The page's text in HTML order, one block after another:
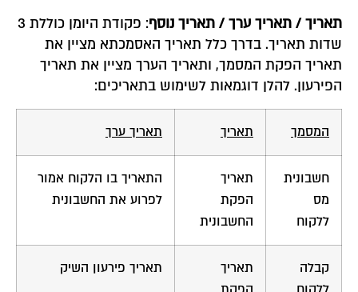
תאריך / תאריך ערך / תאריך נוסף
: פקודת היומן כוללת 3
שדות תאריך. בדרך כלל תאריך האסמכתא מציין את
תאריך הפקת המסמך, ותאריך הערך מציין את תאריך
הפירעון. להלן דוגמאות לשימוש בתאריכים:
המסמך תאריך תאריך ערך
חשבונית
מס
ללקוח
תאריך
הפקת
החשבונית
התאריך בו הלקוח אמור
לפרוע את החשבונית
קבלה
תאריך
תאריך פירעון השיק